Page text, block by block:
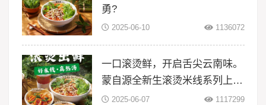
勇?
2025-06-10 1136072
一口滚烫鲜，开启舌尖云南味。
蒙自源全新生滚烫米线系列上
线！2025-06-07 1117299